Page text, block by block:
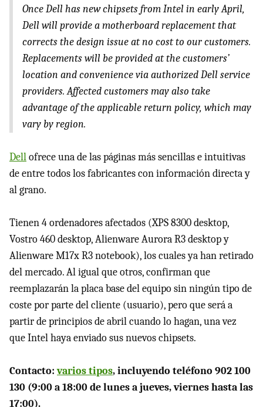
Once Dell has new chipsets from Intel in early April,
Dell will provide a motherboard replacement that
corrects the design issue at no cost to our customers.
Replacements will be provided at the customers’
location and convenience via authorized Dell service
providers. Affected customers may also take
advantage of the applicable return policy, which may
vary by region.
Dellofrece una de las páginas más sencillas e intuitivas
de entre todos los fabricantes con información directa y
al grano.
Tienen 4 ordenadores afectados (XPS8300 desktop,
Vostro 460 desktop, Alienware Aurora R3 desktop y
Alienware M17x R3 notebook), los cuales ya han retirado
del mercado. Al igual que otros, confirman que
reemplazarán la placa base del equipo sin ningún tipo de
coste por parte del cliente (usuario), pero que será a
partir de principios de abril cuando lo hagan, una vez
que Intel haya enviado sus nuevos chipsets.
Contacto:varios tipos, incluyendo teléfono 902 100
130 (9:00 a 18:00 de lunes a jueves, viernes hasta las
17:00).